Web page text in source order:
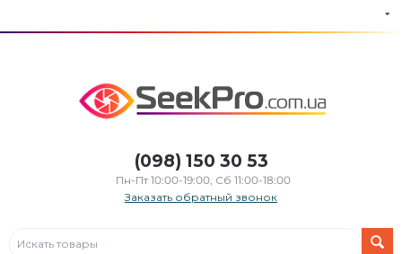
(098) 150 30 53
Пн-Пт 10:00-19:00, Сб 11:00-18:00
Заказать обратный звонок